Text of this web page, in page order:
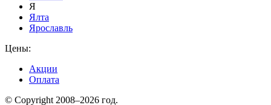
Я
Ялта
Ярославль
Цены:
Акции
Оплата
© Copyright 2008–2026 год.